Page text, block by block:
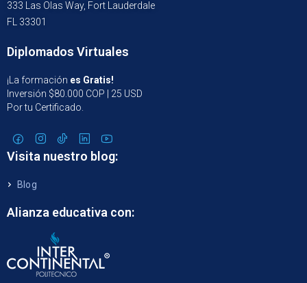
333 Las Olas Way, Fort Lauderdale
FL 33301
Diplomados Virtuales
¡La formación es Gratis!
Inversión $80.000 COP | 25 USD
Por tu Certificado.
Visita nuestro blog:
Blog
Alianza educativa con: